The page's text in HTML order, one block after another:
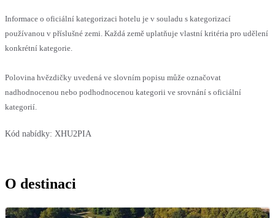
Informace o oficiální kategorizaci hotelu je v souladu s kategorizací
používanou v příslušné zemi. Každá země uplatňuje vlastní kritéria pro udělení
konkrétní kategorie.
Polovina hvězdičky uvedená ve slovním popisu může označovat
nadhodnocenou nebo podhodnocenou kategorii ve srovnání s oficiální
kategorií.
Kód nabídky: XHU2PIA
O destinaci